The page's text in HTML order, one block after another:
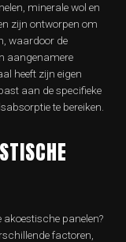
minerale wol en
zijn ontworpen om
waardoor de
aangenamere
heeft zijn eigen
aan de specifieke
te bereiken.
panelen?
factoren,